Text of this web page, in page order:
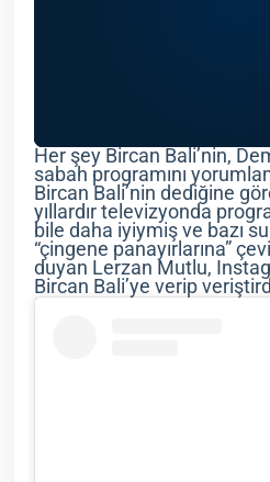
Her şey Bircan Bali’nin,
sabah programını
Bircan Bali’nin dediğine
yıllardır televizyonda
bile daha iyiymiş ve bazı
“çingene panayırlarına”
duyan Lerzan Mutlu,
Bircan Bali’ye verip